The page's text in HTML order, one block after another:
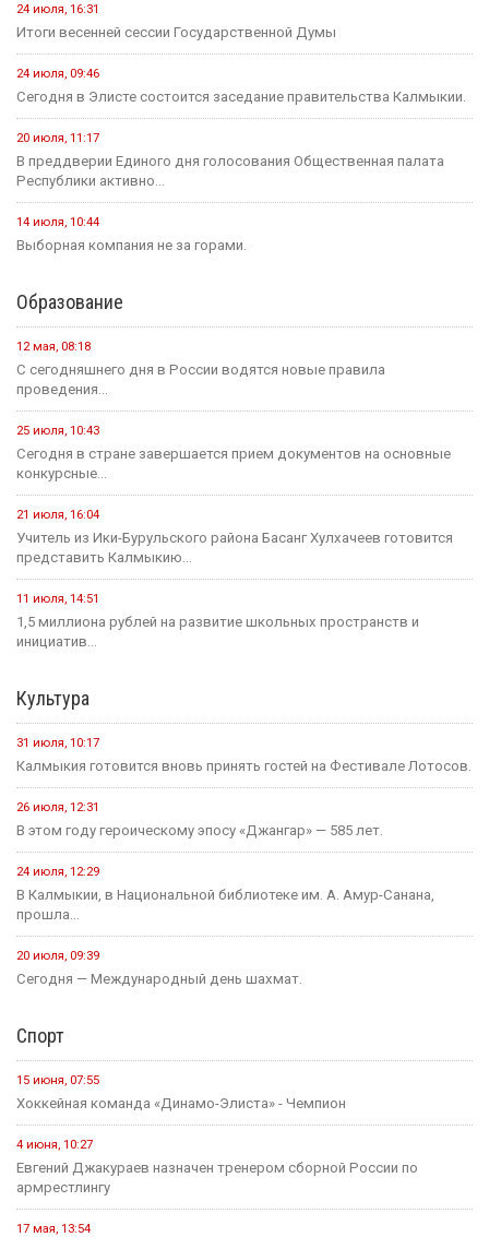
24 июля, 16:31
Итоги весенней сессии Государственной Думы
24 июля, 09:46
Сегодня в Элисте состоится заседание правительства Калмыкии.
20 июля, 11:17
В преддверии Единого дня голосования Общественная палата
Республики активно...
14 июля, 10:44
Выборная компания не за горами.
Образование
12 мая, 08:18
С сегодняшнего дня в России водятся новые правила
проведения...
25 июля, 10:43
Сегодня в стране завершается прием документов на основные
конкурсные...
21 июля, 16:04
Учитель из Ики-Бурульского района Басанг Хулхачеев готовится
представить Калмыкию...
11 июля, 14:51
1,5 миллиона рублей на развитие школьных пространств и
инициатив...
Культура
31 июля, 10:17
Калмыкия готовится вновь принять гостей на Фестивале Лотосов.
26 июля, 12:31
В этом году героическому эпосу «Джангар» — 585 лет.
24 июля, 12:29
В Калмыкии, в Национальной библиотеке им. А. Амур-Санана,
прошла...
20 июля, 09:39
Сегодня — Международный день шахмат.
Спорт
15 июня, 07:55
Хоккейная команда «Динамо-Элиста» - Чемпион
4 июня, 10:27
Евгений Джакураев назначен тренером сборной России по
армрестлингу
17 мая, 13:54